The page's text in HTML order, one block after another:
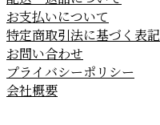
お支払いについて
特定商取引法に基づく表記
お問い合わせ
プライバシーポリシー
会社概要